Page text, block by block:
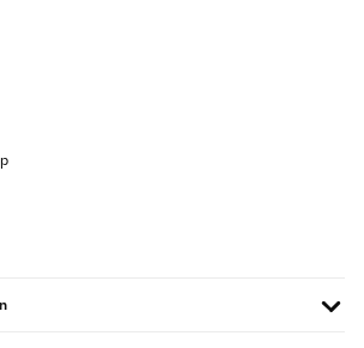
2 Jahren gewähren, mit Ausnahme der B-
für Sie da und danken Ihnen für Ihr Vertrauen.